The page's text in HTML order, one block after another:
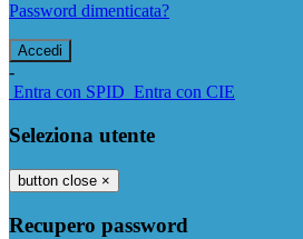
Password dimenticata?
-
Entra con SPID Entra con CIE
Seleziona utente
button close ×
Recupero password